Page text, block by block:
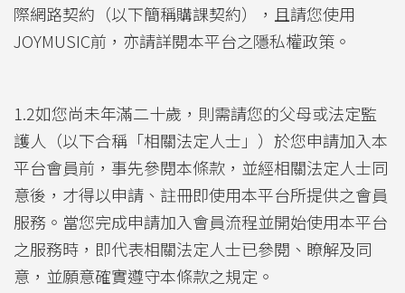
際網路契約（以下簡稱購課契約），且請您使用
JOYMUSIC前，亦請詳閱本平台之隱私權政策。
1.2如您尚未年滿二十歲，則需請您的父母或法定監
護人（以下合稱「相關法定人士」）於您申請加入本
平台會員前，事先參閱本條款，並經相關法定人士同
意後，才得以申請、註冊即使用本平台所提供之會員
服務。當您完成申請加入會員流程並開始使用本平台
之服務時，即代表相關法定人士已參閱、瞭解及同
意，並願意確實遵守本條款之規定。